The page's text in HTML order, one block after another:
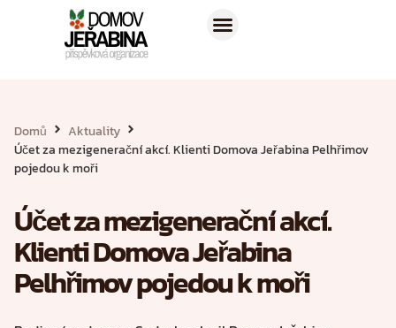
Domů
Aktuality
Účet za mezigenerační akcí. Klienti Domova Jeřabina Pelhřimov
pojedou k moři
Účet za mezigenerační akcí.
Klienti Domova Jeřabina
Pelhřimov pojedou k moři